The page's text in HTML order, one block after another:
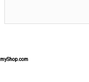
myShop.com